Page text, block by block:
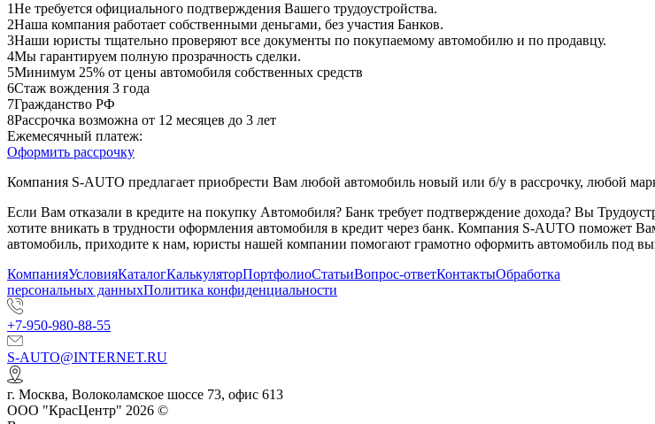
1Не требуется официального подтверждения Вашего трудоустройства.
2Наша компания работает собственными деньгами, без участия Банков.
3Наши юристы тщательно проверяют все документы по покупаемому автомобилю и по продавцу.
4Мы гарантируем полную прозрачность сделки.
5Минимум 25% от цены автомобиля собственных средств
6Стаж вождения 3 года
7Гражданство РФ
8Рассрочка возможна от 12 месяцев до 3 лет
Ежемесячный платеж:
Оформить рассрочку
Компания S-AUTO предлагает приобрести Вам любой автомобиль новый или б/у в рассрочку, любой
Если Вам отказали в кредите на покупку Автомобиля? Банк требует подтверждение дохода? Вы
хотите вникать в трудности оформления автомобиля в кредит через банк. Компания S-AUTO поможет
автомобиль, приходите к нам, юристы нашей компании помогают грамотно оформить автомобиль под
КомпанияУсловияКаталогКалькуляторПортфолиоСтатьиВопрос-ответКонтактыОбработка
персональных данныхПолитика конфиденциальности
+7-950-980-88-55
S-AUTO@INTERNET.RU
г. Москва, Волоколамское шоссе 73, офис 613
ООО "КрасЦентр" 2026 ©